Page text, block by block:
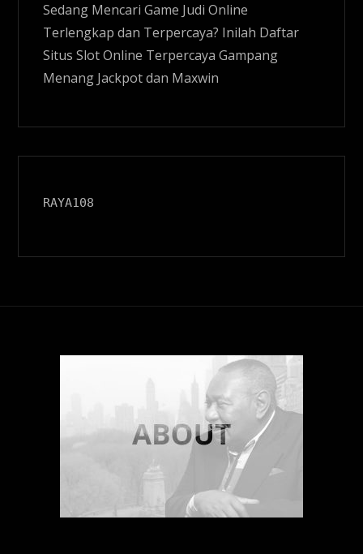
Sedang Mencari Game Judi Online
Terlengkap dan Terpercaya? Inilah Daftar
SitusSlot Online Terpercaya Gampang
Menang Jackpot dan Maxwin
RAYA108